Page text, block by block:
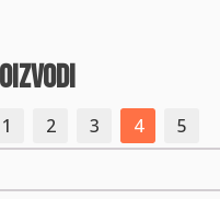
1 2 3 4
5